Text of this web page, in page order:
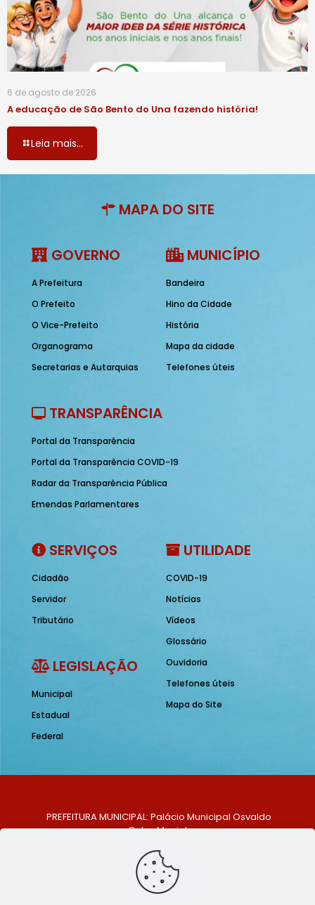
6 de agosto de 2026
A educação de São Bento do Una fazendo história!
Leia mais...
MAPA DO SITE
GOVERNO
A Prefeitura
O Prefeito
O Vice-Prefeito
Organograma
Secretarias e Autarquias
MUNICÍPIO
Bandeira
Hino da Cidade
História
Mapa da cidade
Telefones úteis
TRANSPARÊNCIA
Portal da Transparência
Portal da Transparência COVID-19
Radar da Transparência Pública
Emendas Parlamentares
SERVIÇOS
Cidadão
Servidor
Tributário
LEGISLAÇÃO
Municipal
Estadual
Federal
UTILIDADE
COVID-19
Notícias
Vídeos
Glossário
Ouvidoria
Telefones úteis
Mapa do Site
PREFEITURA MUNICIPAL: Palácio Municipal Osvaldo
Celso Maciel
Centro, São Bento do Una - PE. CEP: 553370-128
TELEFONE: (81) 99548-1569
E-MAIL: ouvidoria@saobentodouna.pe.gov.br